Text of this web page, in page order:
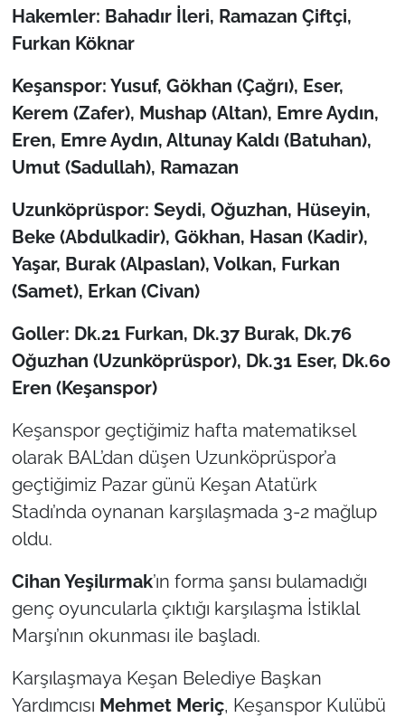
Hakemler: Bahadır İleri, Ramazan Çiftçi,
Furkan Köknar
Keşanspor: Yusuf, Gökhan (Çağrı), Eser,
Kerem (Zafer), Mushap (Altan), Emre Aydın,
Eren, Emre Aydın, Altunay Kaldı (Batuhan),
Umut (Sadullah), Ramazan
Uzunköprüspor: Seydi, Oğuzhan, Hüseyin,
Beke (Abdulkadir), Gökhan, Hasan (Kadir),
Yaşar, Burak (Alpaslan), Volkan, Furkan
(Samet), Erkan (Civan)
Goller: Dk.21 Furkan, Dk.37 Burak, Dk.76
Oğuzhan (Uzunköprüspor), Dk.31 Eser, Dk.60
Eren (Keşanspor)
Keşanspor geçtiğimiz hafta matematiksel
olarak BAL’dan düşen Uzunköprüspor’a
geçtiğimiz Pazar günü Keşan Atatürk
Stadı’nda oynanan karşılaşmada 3-2 mağlup
oldu.
Cihan Yeşilırmak’ın forma şansı bulamadığı
genç oyuncularla çıktığı karşılaşma İstiklal
Marşı’nın okunması ile başladı.
Karşılaşmaya Keşan Belediye Başkan
Yardımcısı Mehmet Meriç, Keşanspor Kulübü
YAŞAM
EDİRNE
TEKİRDAĞ
KIRKLARELİ
ÇANAKKALE
TÜRKİYE
Güvenlik
Politika
Flaş Haber
Dış Haberler
Magazin
İş Dünyası
Bilim Teknoloji